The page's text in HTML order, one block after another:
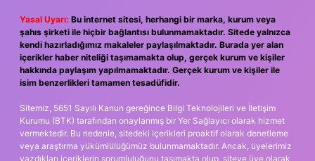
Yasal Uyarı: Bu internet sitesi, herhangi bir marka, kurum veya
şahıs şirketi ile hiçbir bağlantısı bulunmamaktadır. Sitede yalnızca
kendi hazırladığımız makaleler paylaşılmaktadır. Burada yer alan
içerikler haber niteliği taşımamakta olup, gerçek kurum ve kişiler
hakkında paylaşım yapılmamaktadır. Gerçek kurum ve kişiler ile
isim benzerlikleri tamamen tesadüfidir.
Sitemiz, 5651 Sayılı Kanun gereğince Bilgi Teknolojileri ve İletişim
Kurumu (BTK) tarafından onaylanmış bir Yer Sağlayıcı olarak hizmet
vermektedir. Bu nedenle, sitedeki içerikleri proaktif olarak denetleme
veya araştırma yükümlülüğümüz bulunmamaktadır. Ancak, üyelerimiz
yazdıkları içeriklerin sorumluluğunu taşımakta olup, siteye üye olarak